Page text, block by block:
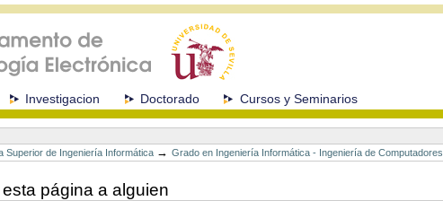
Investigacion Doctorado Cursos y Seminarios
Superior de Ingeniería Informática →Grado en Ingeniería Informática - Ingeniería de Computadores
página a alguien